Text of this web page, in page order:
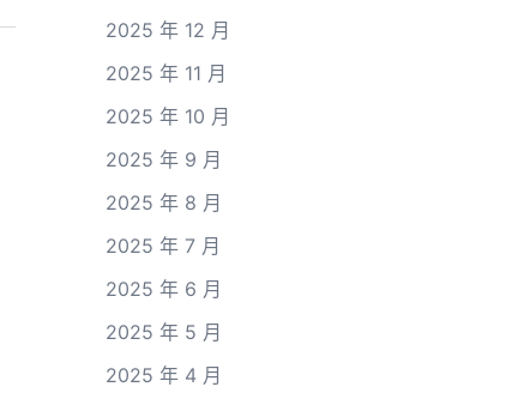
2025 年 12 月
2025 年 11 月
2025 年 10 月
2025 年 9 月
2025 年 8 月
2025 年 7 月
2025 年 6 月
2025 年 5 月
2025 年 4 月